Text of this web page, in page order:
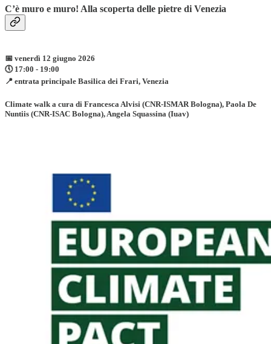
C’è muro e muro! Alla scoperta delle pietre di Venezia
📅 venerdì 12 giugno 2026
🕔 17:00 - 19:00
📍 entrata principale Basilica dei Frari, Venezia
Climate walk a cura di Francesca Alvisi (CNR-ISMAR Bologna), Paola De
Nuntiis (CNR-ISAC Bologna),Angela Squassina (Iuav)